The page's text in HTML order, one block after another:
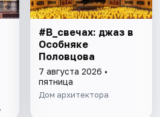
#В_свечах: джаз в
Особняке
Половцова
7 августа 2026 •
пятница
Дом архитектора